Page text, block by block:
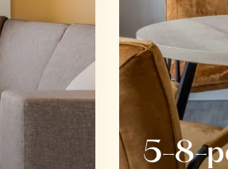
5-8-